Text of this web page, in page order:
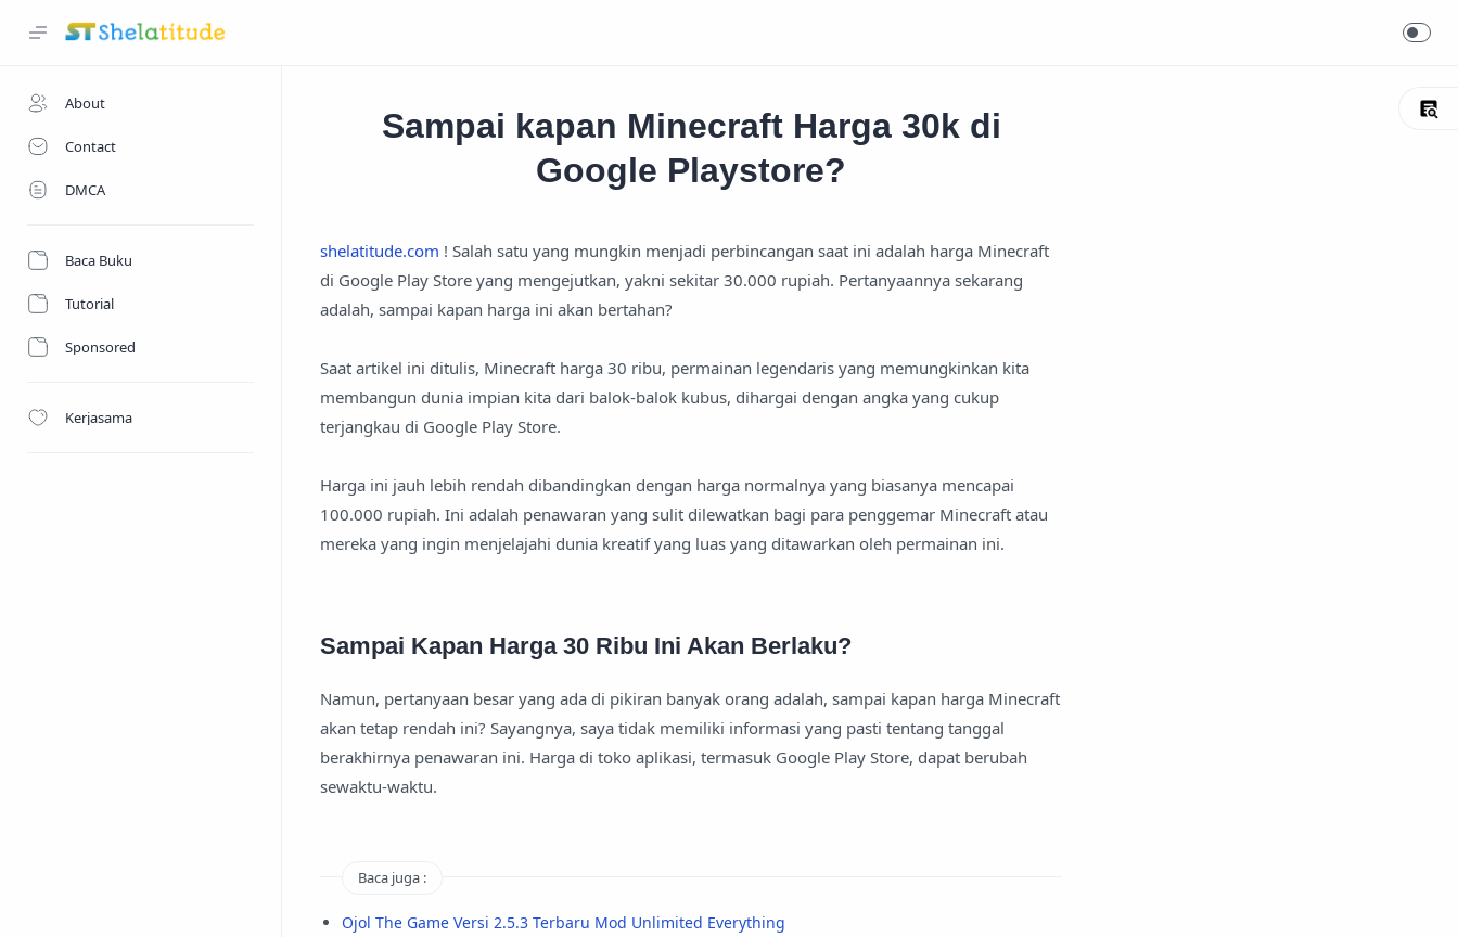
About
Contact
DMCA
Baca Buku
Tutorial
Sponsored
Kerjasama
Sampai kapan Minecraft Harga 30k di
Google Playstore?
shelatitude.com ! Salah satu yang mungkin menjadi perbincangan saat ini adalah harga Minecraft
di Google Play Store yang mengejutkan, yakni sekitar 30.000 rupiah. Pertanyaannya sekarang
adalah, sampai kapan harga ini akan bertahan?
Saat artikel ini ditulis, Minecraft harga 30 ribu, permainan legendaris yang memungkinkan kita
membangun dunia impian kita dari balok-balok kubus, dihargai dengan angka yang cukup
terjangkau di Google Play Store.
Harga ini jauh lebih rendah dibandingkan dengan harga normalnya yang biasanya mencapai
100.000 rupiah. Ini adalah penawaran yang sulit dilewatkan bagi para penggemar Minecraft atau
mereka yang ingin menjelajahi dunia kreatif yang luas yang ditawarkan oleh permainan ini.
Sampai Kapan Harga 30 Ribu Ini Akan Berlaku?
Namun, pertanyaan besar yang ada di pikiran banyak orang adalah, sampai kapan harga Minecraft
akan tetap rendah ini? Sayangnya, saya tidak memiliki informasi yang pasti tentang tanggal
berakhirnya penawaran ini. Harga di toko aplikasi, termasuk Google Play Store, dapat berubah
sewaktu-waktu.
Baca juga :
Ojol The Game Versi 2.5.3 Terbaru Mod Unlimited Everything